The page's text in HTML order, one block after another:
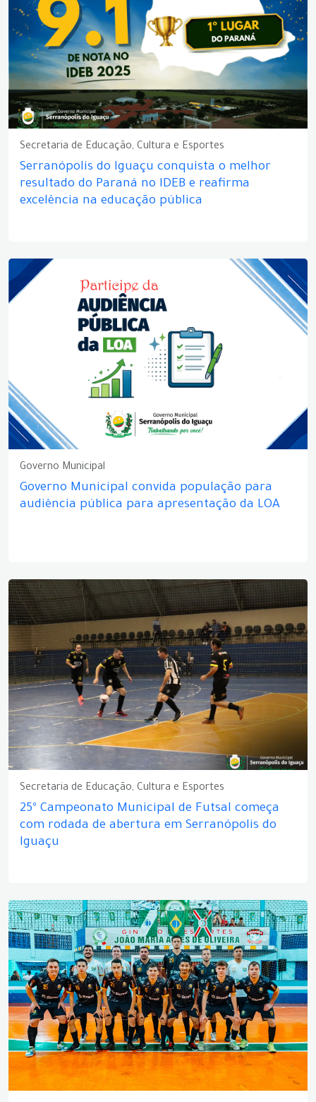
Secretaria de Educação, Cultura e Esportes
Serranópolis do Iguaçu conquista o melhor
resultado do Paraná no IDEB e reafirma
excelência na educação pública
Governo Municipal
Governo Municipal convida população para
audiência pública para apresentação da LOA
Secretaria de Educação, Cultura e Esportes
25º Campeonato Municipal de Futsal começa
com rodada de abertura em Serranópolis do
Iguaçu